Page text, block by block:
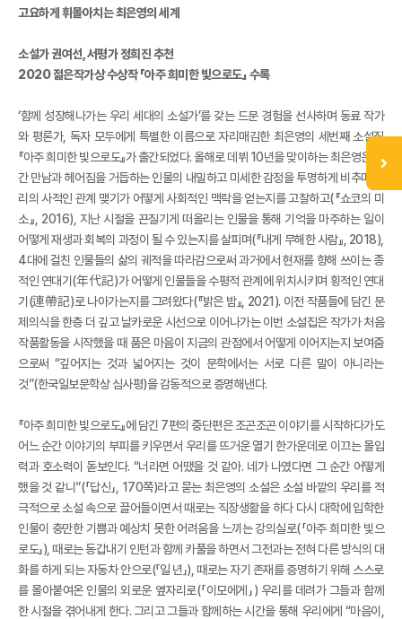
고요하게 휘몰아치는 최은영의 세계
소설가 권여선, 서평가 정희진 추천
2020 젊은작가상 수상작 「아주 희미한 빛으로도」 수록
‘함께 성장해나가는 우리 세대의 소설가’를 갖는 드문 경험을 선사하며 동료 작가
와 평론가, 독자 모두에게 특별한 이름으로 자리매김한 최은영의 세번째 소설집
『아주 희미한 빛으로도』가 출간되었다. 올해로 데뷔 10년을 맞이하는 최은영은 그
간 만남과 헤어짐을 거듭하는 인물의 내밀하고 미세한 감정을 투명하게 비추며 우
리의 사적인 관계 맺기가 어떻게 사회적인 맥락을 얻는지를 고찰하고(『쇼코의 미
소』, 2016), 지난 시절을 끈질기게 떠올리는 인물을 통해 기억을 마주하는 일이
어떻게 재생과 회복의 과정이 될 수 있는지를 살피며(『내게 무해한 사람』, 2018),
4대에 걸친 인물들의 삶의 궤적을 따라감으로써 과거에서 현재를 향해 쓰이는 종
적인 연대기(年代記)가 어떻게 인물들을 수평적 관계에 위치시키며 횡적인 연대
기(連帶記)로 나아가는지를 그려왔다(『밝은 밤』, 2021). 이전 작품들에 담긴 문
제의식을 한층 더 깊고 날카로운 시선으로 이어나가는 이번 소설집은 작가가 처음
작품활동을 시작했을 때 품은 마음이 지금의 관점에서 어떻게 이어지는지 보여줌
으로써 “깊어지는 것과 넓어지는 것이 문학에서는 서로 다른 말이 아니라는
것”(한국일보문학상 심사평)을 감동적으로 증명해낸다.
『아주 희미한 빛으로도』에 담긴 7편의 중단편은 조곤조곤 이야기를 시작하다가도
어느 순간 이야기의 부피를 키우면서 우리를 뜨거운 열기 한가운데로 이끄는 몰입
력과 호소력이 돋보인다. “너라면 어땠을 것 같아. 네가 나였다면 그 순간 어떻게
했을 것 같니”(「답신」, 170쪽)라고 묻는 최은영의 소설은 소설 바깥의 우리를 적
극적으로 소설 속으로 끌어들이면서 때로는 직장생활을 하다 다시 대학에 입학한
인물이 충만한 기쁨과 예상치 못한 어려움을 느끼는 강의실로(「아주 희미한 빛으
로도」), 때로는 동갑내기 인턴과 함께 카풀을 하면서 그전과는 전혀 다른 방식의 대
화를 하게 되는 자동차 안으로(「일 년」), 때로는 자기 존재를 증명하기 위해 스스로
를 몰아붙여온 인물의 외로운 옆자리로(「이모에게」) 우리를 데려가 그들과 함께
한 시절을 겪어내게 한다. 그리고 그들과 함께하는 시간을 통해 우리에게 “마음이,